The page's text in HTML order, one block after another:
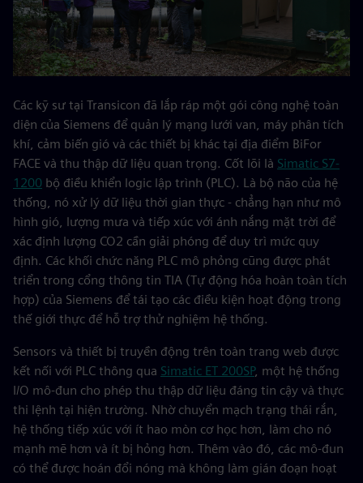
Các kỹ sư tại Transicon đã lắp ráp một gói công nghệ toàn
diện của Siemens để quản lý mạng lưới van, máy phân tích
khí, cảm biến gió và các thiết bị khác tại địa điểm BiFor
FACE và thu thập dữ liệu quan trọng. Cốt lõi là Simatic S7-
1200 bộ điều khiển logic lập trình (PLC). Là bộ não của hệ
thống, nó xử lý dữ liệu thời gian thực - chẳng hạn như mô
hình gió, lượng mưa và tiếp xúc với ánh nắng mặt trời để
xác định lượng CO2 cần giải phóng để duy trì mức quy
định. Các khối chức năng PLC mô phỏng cũng được phát
triển trong cổng thông tin TIA (Tự động hóa hoàn toàn tích
hợp) của Siemens để tái tạo các điều kiện hoạt động trong
thế giới thực để hỗ trợ thử nghiệm hệ thống.
Sensors và thiết bị truyền động trên toàn trang web được
kết nối với PLC thông qua Simatic ET 200SP, một hệ thống
I/O mô-đun cho phép thu thập dữ liệu đáng tin cậy và thực
thi lệnh tại hiện trường. Nhờ chuyển mạch trạng thái rắn,
hệ thống tiếp xúc với ít hao mòn cơ học hơn, làm cho nó
mạnh mẽ hơn và ít bị hỏng hơn. Thêm vào đó, các mô-đun
có thể được hoán đổi nóng mà không làm gián đoạn hoạt